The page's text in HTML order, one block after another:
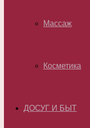
Массаж
Косметика
ДОСУГ И БЫТ